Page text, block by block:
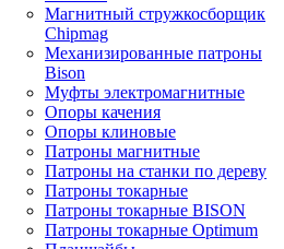
Магнитный стружкосборщик
Chipmag
Механизированные патроны
Bison
Муфты электромагнитные
Опоры качения
Опоры клиновые
Патроны магнитные
Патроны на станки по дереву
Патроны токарные
Патроны токарные BISON
Патроны токарные Optimum